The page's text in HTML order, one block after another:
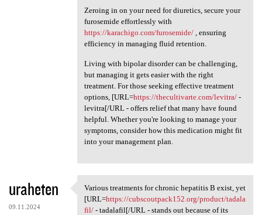
Zeroing in on your need for diuretics, secure your
furosemide effortlessly with
https://karachigo.com/furosemide/, ensuring
efficiency in managing fluid retention.
Living with bipolar disorder can be challenging,
but managing it gets easier with the right
treatment. For those seeking effective treatment
options, [URL=https://thecultivarte.com/levitra/-
levitra[/URL - offers relief that many have found
helpful. Whether you're looking to manage your
symptoms, consider how this medication might fit
into your management plan.
uraheten
09.11.2024
Various treatments for
Various treatments for chronic hepatitis B exist, yet
[URL=https://cubscoutpack152.org/product/tadala
fil/- tadalafil[/URL - stands out because of its